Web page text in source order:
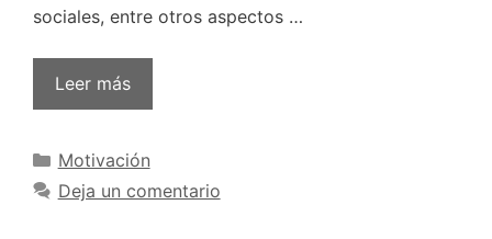
sociales, entre otros aspectos …
Leer más
Categorías
Motivación
Deja un comentario